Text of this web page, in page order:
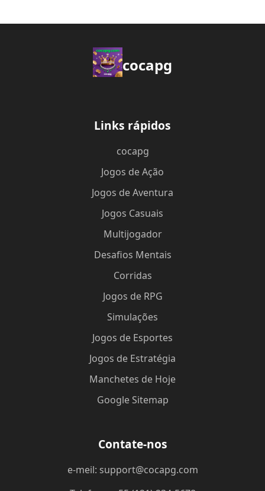
cocapg
Links rápidos
cocapg
Jogos de Ação
Jogos de Aventura
Jogos Casuais
Multijogador
Desafios Mentais
Corridas
Jogos de RPG
Simulações
Jogos de Esportes
Jogos de Estratégia
Manchetes de Hoje
Google Sitemap
Contate-nos
e-meil: support@cocapg.com